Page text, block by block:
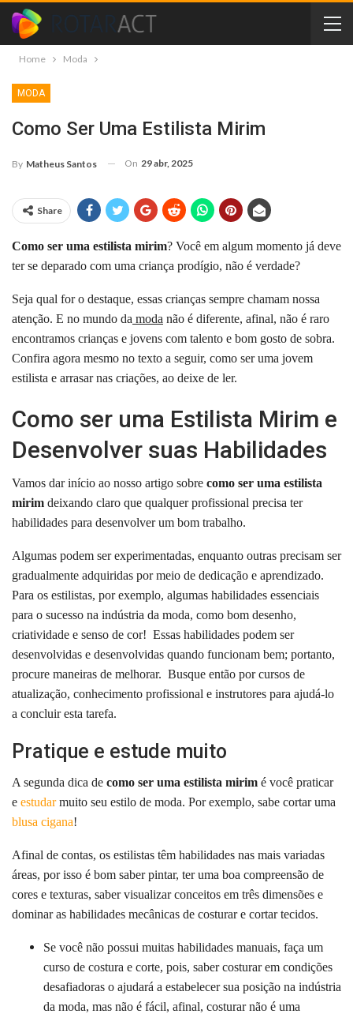
Home Moda
MODA
Como Ser Uma Estilista Mirim
By Matheus Santos On 29 abr, 2025
Share
Como ser uma estilista mirim? Você em algum momento já deve
ter se deparado com uma criança prodígio, não é verdade?
Seja qual for o destaque, essas crianças sempre chamam nossa
atenção. E no mundo da moda não é diferente, afinal, não é raro
encontramos crianças e jovens com talento e bom gosto de sobra.
Confira agora mesmo no texto a seguir, como ser uma jovem
estilista e arrasar nas criações, ao deixe de ler.
Como ser uma Estilista Mirim e
Desenvolver suas Habilidades
Vamos dar início ao nosso artigo sobre como ser uma estilista
mirim deixando claro que qualquer profissional precisa ter
habilidades para desenvolver um bom trabalho.
Algumas podem ser experimentadas, enquanto outras precisam ser
gradualmente adquiridas por meio de dedicação e aprendizado.
Para os estilistas, por exemplo, algumas habilidades essenciais
para o sucesso na indústria da moda, como bom desenho,
criatividade e senso de cor! Essas habilidades podem ser
desenvolvidas e desenvolvidas quando funcionam bem; portanto,
procure maneiras de melhorar. Busque então por cursos de
atualização, conhecimento profissional e instrutores para ajudá-lo
a concluir esta tarefa.
Pratique e estude muito
A segunda dica de como ser uma estilista mirim é você praticar
e estudarmuito seu estilo de moda. Por exemplo, sabe cortar uma
blusa cigana!
Afinal de contas, os estilistas têm habilidades nas mais variadas
áreas, por isso é bom saber pintar, ter uma boa compreensão de
cores e texturas, saber visualizar conceitos em três dimensões e
dominar as habilidades mecânicas de costurar e cortar tecidos.
Se você não possui muitas habilidades manuais, faça um
curso de costura e corte, pois, saber costurar em condições
desafiadoras o ajudará a estabelecer sua posição na indústria
da moda, mas não é fácil, afinal, costurar não é uma